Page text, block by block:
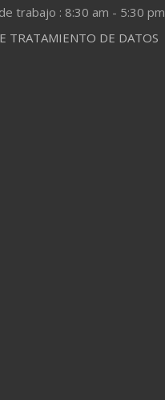
trabajo : 8:30 am - 5:30 pm
TRATAMIENTO DE DATOS